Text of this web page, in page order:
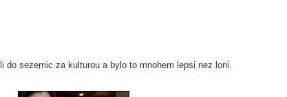
do sezemic za kulturou a bylo to mnohem lepsi nez loni.